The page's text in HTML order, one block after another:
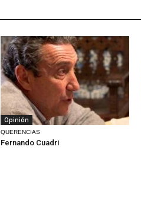
Opinión
QUERENCIAS
Fernando Cuadri